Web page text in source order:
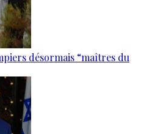
désormais “maîtres du